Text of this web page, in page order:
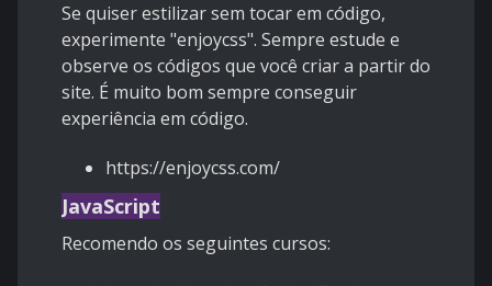
Se quiser estilizar sem tocar em código,
experimente "enjoycss". Sempre estude e
observe os códigos que você criar a partir do
site. É muito bom sempre conseguir
experiência em código.
https://enjoycss.com/
JavaScript
Recomendo os seguintes cursos: